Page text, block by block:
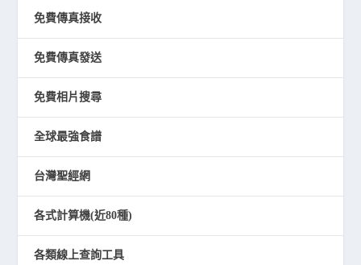
免費傳真接收
免費傳真發送
免費相片搜尋
全球最強食譜
台灣聖經網
各式計算機(近80種)
各類線上查詢工具